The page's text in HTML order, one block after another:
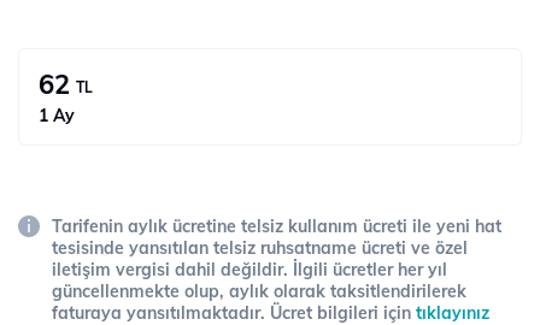
62 TL
1 Ay
Tarifenin aylık ücretine telsiz kullanım ücreti ile yeni hat
tesisinde yansıtılan telsiz ruhsatname ücreti ve özel
iletişim vergisi dahil değildir. İlgili ücretler her yıl
güncellenmekte olup, aylık olarak taksitlendirilerek
faturaya yansıtılmaktadır. Ücret bilgileri için tıklayınız